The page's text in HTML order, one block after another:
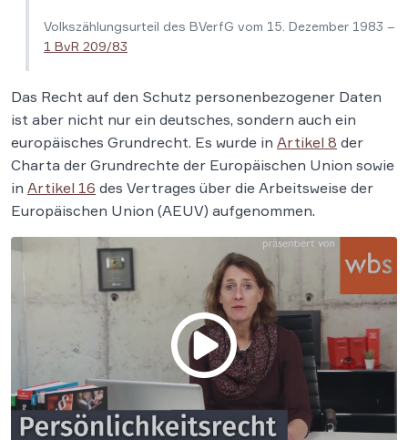
Volkszählungsurteil des BVerfG vom 15. Dezember 1983 –
1 BvR 209/83
Das Recht auf den Schutz personenbezogener Daten
ist aber nicht nur ein deutsches, sondern auch ein
europäisches Grundrecht. Es wurde in Artikel 8 der
Charta der Grundrechte der Europäischen Union sowie
in Artikel 16 des Vertrages über die Arbeitsweise der
Europäischen Union (AEUV) aufgenommen.